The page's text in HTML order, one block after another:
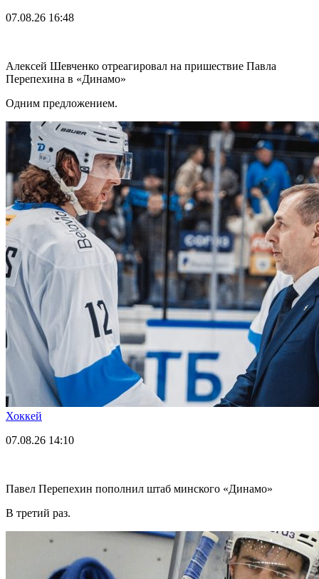
07.08.26 16:48
Алексей Шевченко отреагировал на пришествие Павла
Перепехина в «Динамо»
Одним предложением.
Хоккей
07.08.26 14:10
Павел Перепехин пополнил штаб минского «Динамо»
В третий раз.